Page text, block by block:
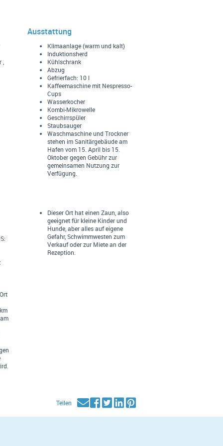
Ausstattung
Klimaanlage (warm und kalt)
Induktionsherd
Kühlschrank
Abzug
Gefrierfach: 10 l
Kaffeemaschine mit Nespresso-
Cups
Wasserkocher
Kombi-Mikrowelle
Geschirrspüler
Staubsauger
Waschmaschine und Trockner
stehen im Sanitärgebäude am
Hafen vom 15. April bis 15.
Oktober gegen Gebühr zur
gemeinsamen Nutzung zur
Verfügung.
Dieser Ort hat einen Zaun, also
geeignet für kleine Kinder und
Hunde, aber alles auf eigene
Gefahr, Schwimmwesten zum
Verkauf oder zur Miete an der
Rezeption.
Teilen